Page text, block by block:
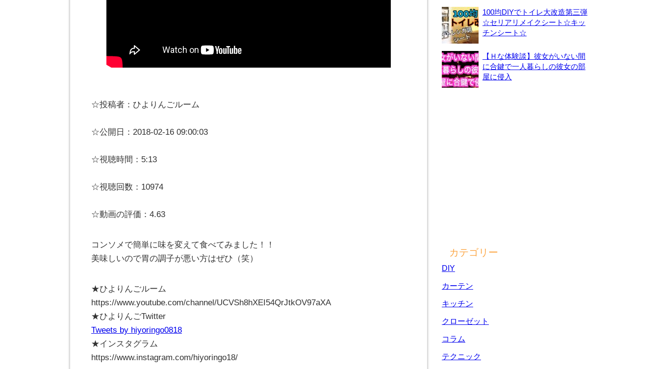
☆投稿者：ひよりんごルーム
☆公開日：2018-02-16 09:00:03
☆視聴時間：5:13
☆視聴回数：10974
☆動画の評価：4.63
コンソメで簡単に味を変えて食べてみました！！
美味しいので胃の調子が悪い方はぜひ（笑）
★ひよりんごルーム
https://www.youtube.com/channel/UCVSh8hXEI54QrJtkOV97aXA
★ひよりんごTwitter
Tweets by hiyoringo0818
★インスタグラム
https://www.instagram.com/hiyoringo18/
100均DIYでトイレ大改造第三弾
☆セリアリメイクシート☆キッ
チンシート☆
【Ｈな体験談】彼女がいない間
に合鍵で一人暮らしの彼女の部
屋に侵入
カテゴリー
DIY
カーテン
キッチン
クローゼット
コラム
テクニック